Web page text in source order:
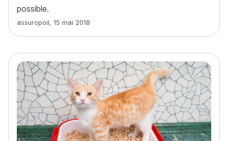
possible.
Article rédigé par
assuropoil, 15 mai 2018